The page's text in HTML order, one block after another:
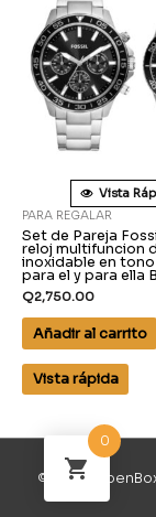
Vista
PARA REGALAR
Set de Pareja
reloj multifuncion
inoxidable en
para el y para ella
Q2,750.00
Añadir al carrito
Vista rápida
© 2026
0